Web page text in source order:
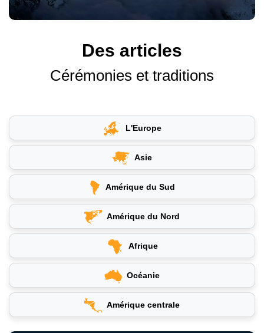
Des articles
Cérémonies et traditions
L'Europe
Asie
Amérique du Sud
Amérique du Nord
Afrique
Océanie
Amérique centrale